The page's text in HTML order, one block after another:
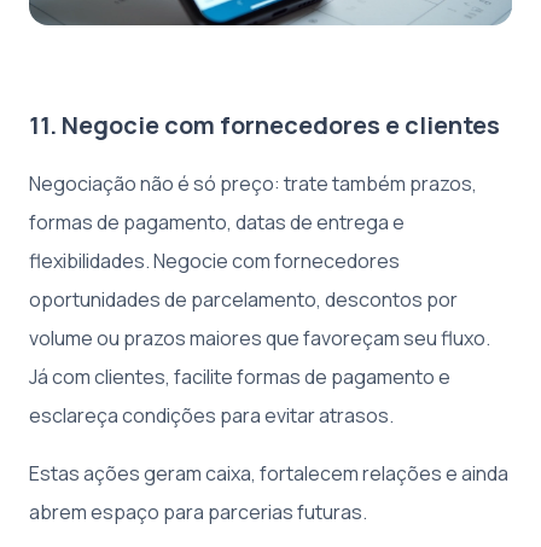
11. Negocie com fornecedores e clientes
Negociação não é só preço: trate também prazos,
formas de pagamento, datas de entrega e
flexibilidades. Negocie com fornecedores
oportunidades de parcelamento, descontos por
volume ou prazos maiores que favoreçam seu fluxo.
Já com clientes, facilite formas de pagamento e
esclareça condições para evitar atrasos.
Estas ações geram caixa, fortalecem relações e ainda
abrem espaço para parcerias futuras.